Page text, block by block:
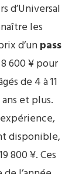
d’Universal
les
d’unpass
600 ¥ pour
de 4 à 11
et plus.
disponible,
800 ¥. Ces